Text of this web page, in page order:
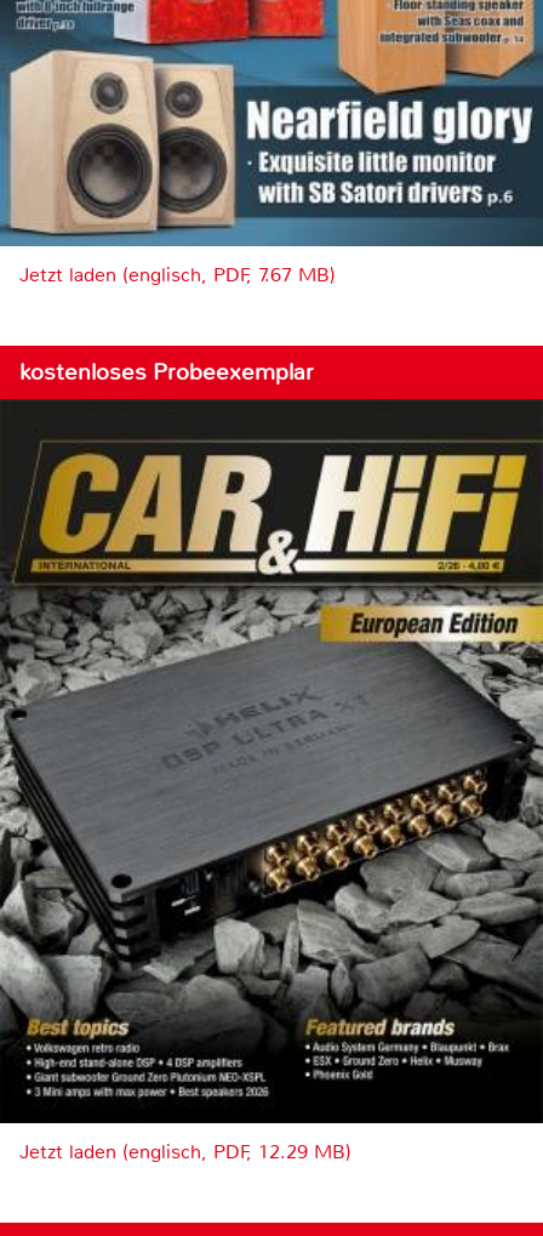
Jetzt laden (englisch, PDF, 7.67 MB)
kostenloses Probeexemplar
Jetzt laden (englisch, PDF, 12.29 MB)